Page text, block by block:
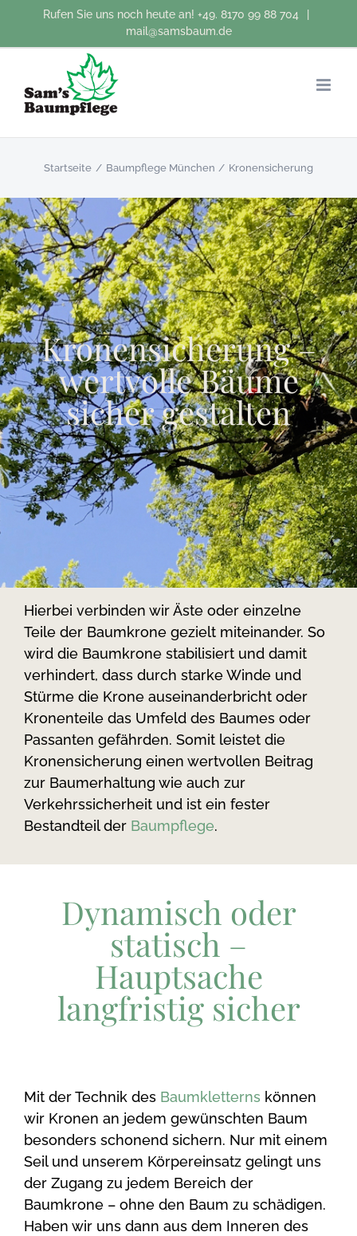
springen
Rufen Sie uns noch heute an! +49. 8170 99 88 704
mail@samsbaum.de
Startseite Baumpflege München Kronensicherung
Kronensicherung –
wertvolle Bäume
sicher gestalten
Hierbei verbinden wir Äste oder einzelne
Teile der Baumkrone gezielt miteinander. So
wird die Baumkrone stabilisiert und damit
verhindert, dass durch starke Winde und
Stürme die Krone auseinanderbricht oder
Kronenteile das Umfeld des Baumes oder
Passanten gefährden. Somit leistet die
Kronensicherung einen wertvollen Beitrag
zur Baumerhaltung wie auch zur
Verkehrssicherheit und ist ein fester
Bestandteil der Baumpflege.
Dynamisch oder
statisch –
Hauptsache
langfristig sicher
Mit der Technik des Baumkletterns können
wir Kronen an jedem gewünschten Baum
besonders schonend sichern. Nur mit einem
Seil und unserem Körpereinsatz gelingt uns
der Zugang zu jedem Bereich der
Baumkrone – ohne den Baum zu schädigen.
Haben wir uns dann aus dem Inneren des